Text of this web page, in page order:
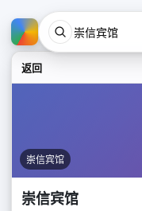
返回
崇信宾馆
崇信宾馆